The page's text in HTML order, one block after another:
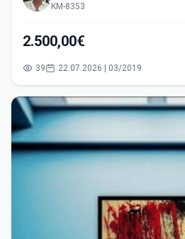
KM-8353
2.500,00€
39 22.07.2026 | 03/2019